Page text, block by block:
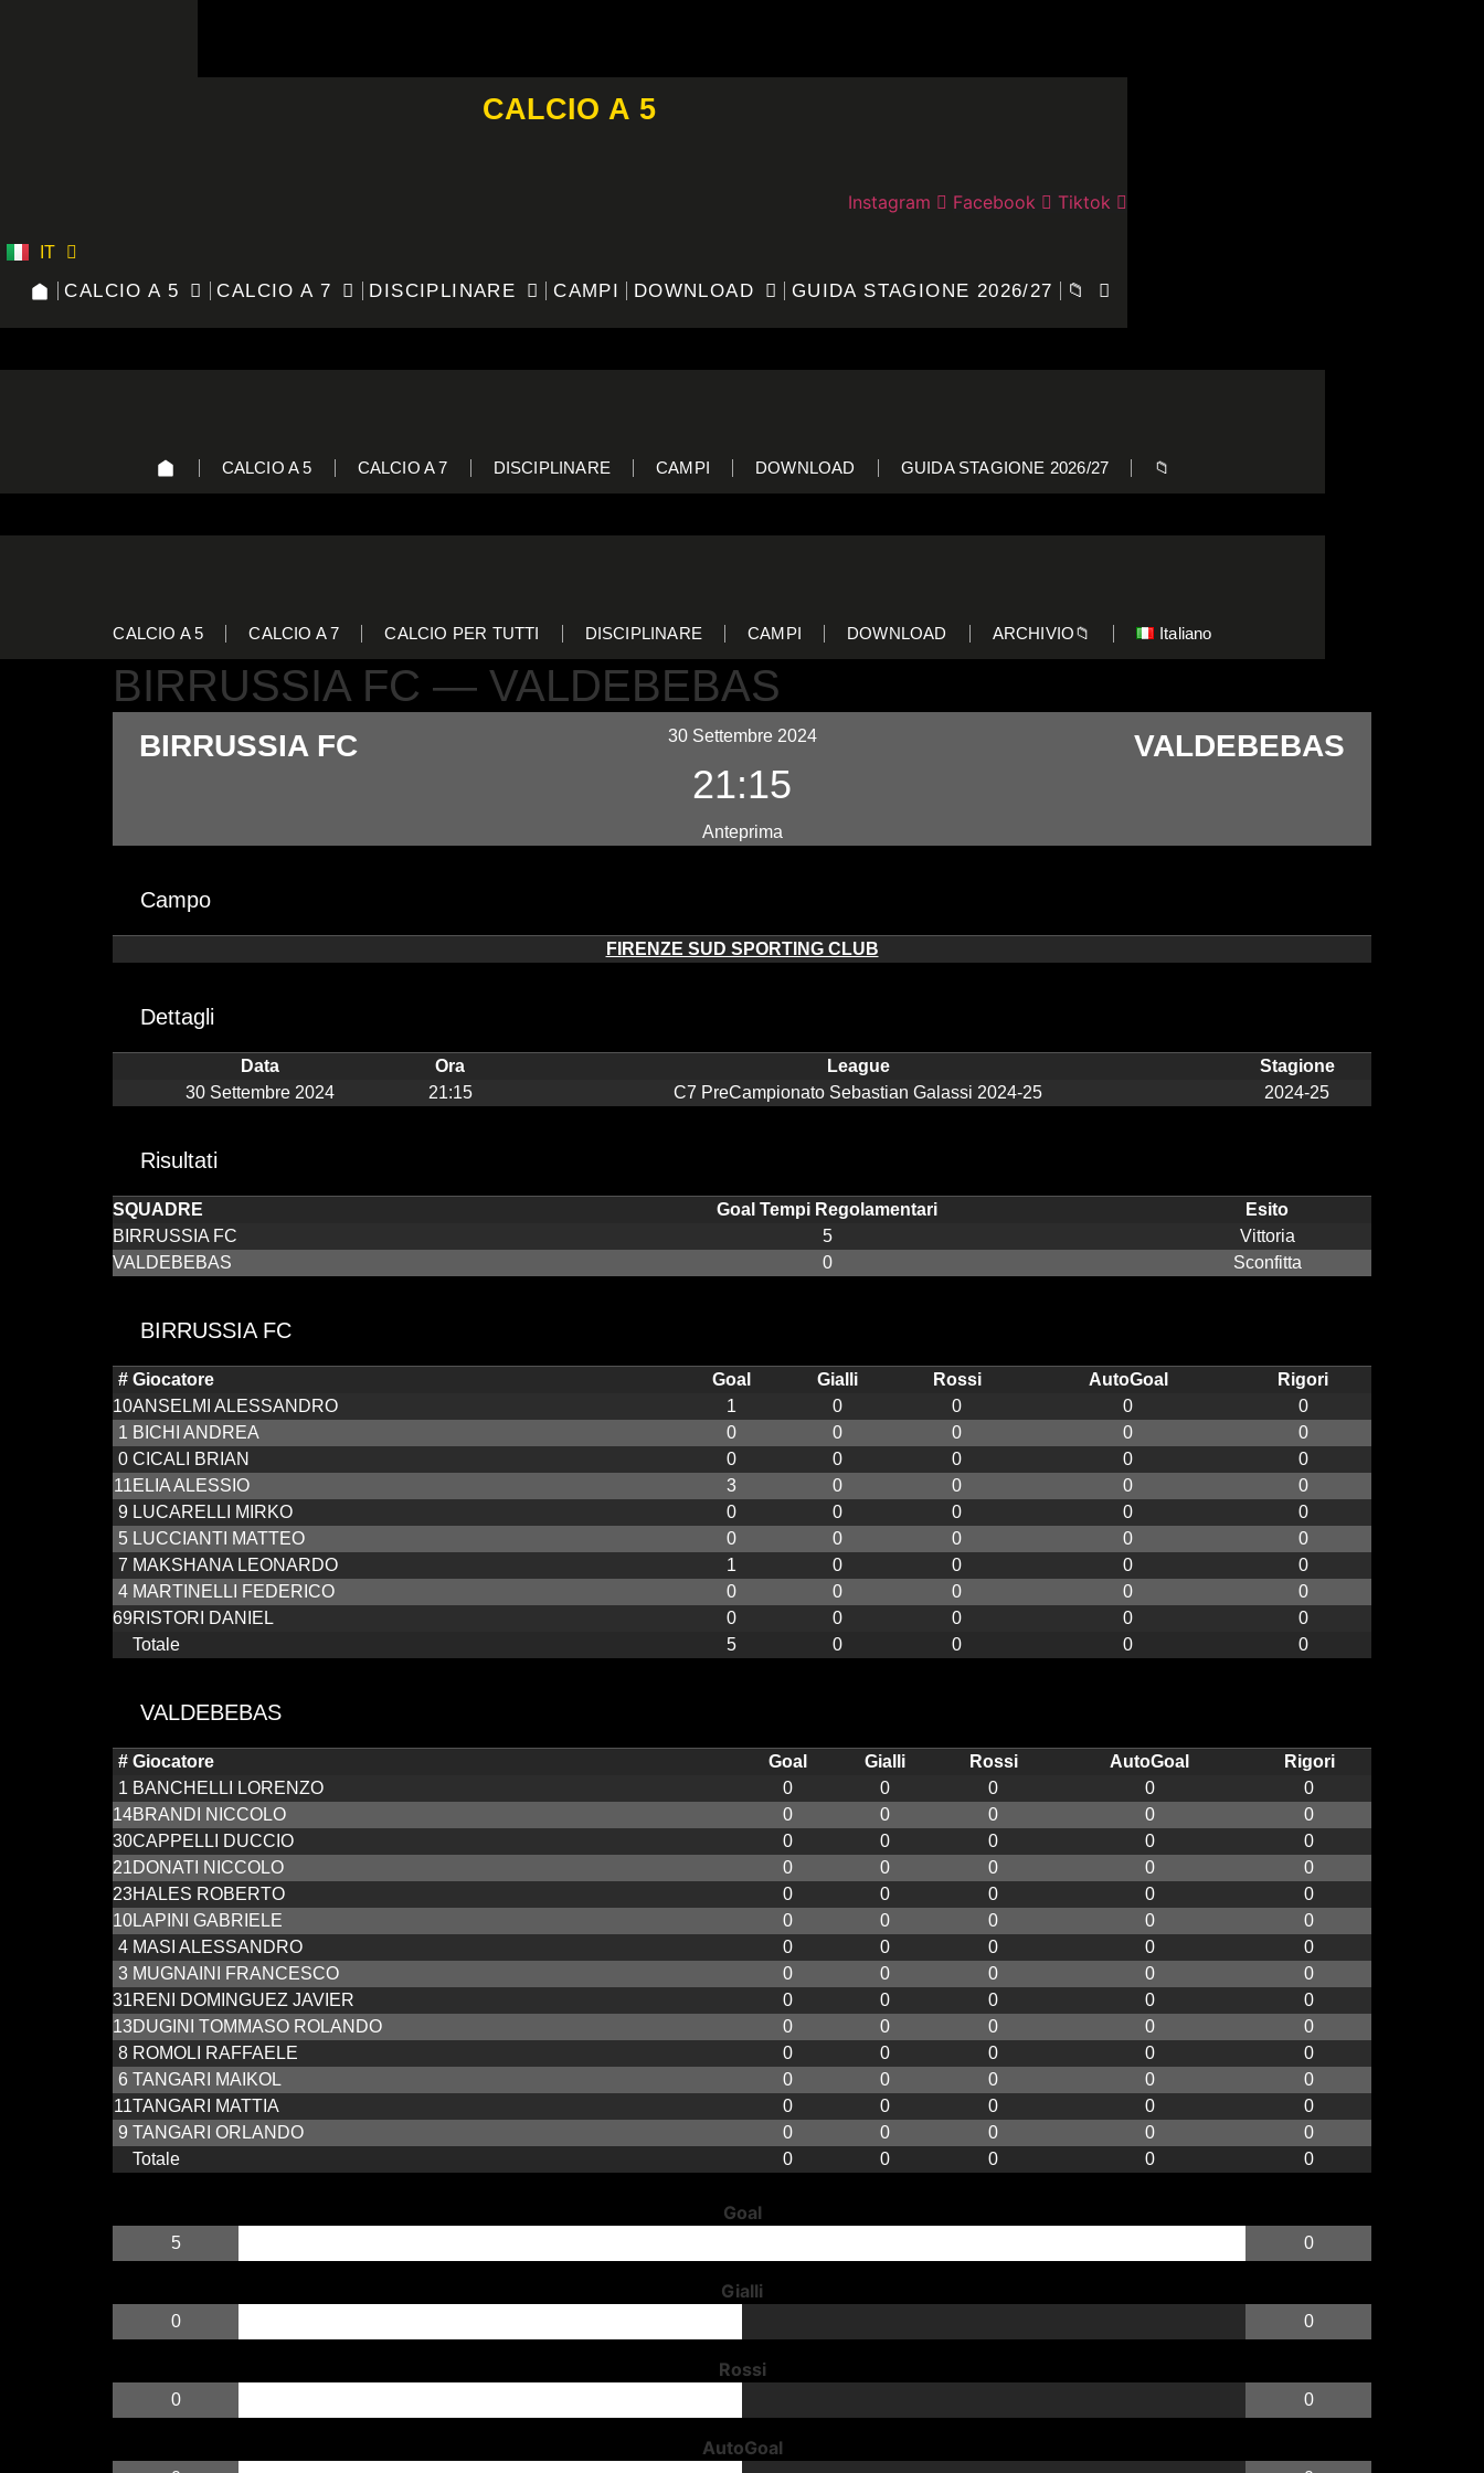
CALCIO A 5
Instagram Facebook Tiktok
IT
ES
CALCIO A 5 CALCIO A 7 DISCIPLINARE CAMPI DOWNLOAD GUIDA STAGIONE 2026/27 📁
CALCIO A 5 CALCIO A 7 DISCIPLINARE CAMPI DOWNLOAD GUIDA STAGIONE 2026/27 📁
CALCIO A 5 CALCIO A 7 CALCIO PER TUTTI DISCIPLINARE CAMPI DOWNLOAD ARCHIVIO📁 Italiano
BIRRUSSIA FC — VALDEBEBAS
BIRRUSSIA FC VALDEBEBAS
30 Settembre 2024
21:15
Anteprima
Campo
FIRENZE SUD SPORTING CLUB
Dettagli
Data Ora League
Stagione
30 Settembre 2024
21:15 C7 PreCampionato Sebastian Galassi 2024-25 2024-25
Risultati
SQUADRE Goal Tempi Regolamentari
Esito
BIRRUSSIA FC
5
Vittoria
VALDEBEBAS
0 Sconfitta
BIRRUSSIA FC
# Giocatore Goal Gialli Rossi AutoGoal
Rigori
10ANSELMI ALESSANDRO 1 0 0 0
0
1 BICHI ANDREA 0 0 0 0
0
0 CICALI BRIAN 0 0 0 0
0
11ELIA ALESSIO 3 0 0 0
0
9 LUCARELLI MIRKO 0 0 0 0
0
5 LUCCIANTI MATTEO 0 0 0 0
0
7 MAKSHANA LEONARDO 1 0 0 0
0
4 MARTINELLI FEDERICO 0 0 0 0
0
69RISTORI DANIEL 0 0 0 0
0
Totale
5 0 0 0 0
VALDEBEBAS
# Giocatore Goal Gialli Rossi AutoGoal
Rigori
1 BANCHELLI LORENZO 0 0 0 0
0
14BRANDI NICCOLO 0 0 0 0
0
30CAPPELLI DUCCIO 0 0 0 0
0
21DONATI NICCOLO 0 0 0 0
0
23HALES ROBERTO 0 0 0 0
0
10LAPINI GABRIELE 0 0 0 0
0
4 MASI ALESSANDRO 0 0 0 0
0
3 MUGNAINI FRANCESCO 0 0 0 0
0
31RENI DOMINGUEZ JAVIER 0 0 0 0
0
13DUGINI TOMMASO ROLANDO 0 0 0 0
0
8 ROMOLI RAFFAELE 0 0 0 0
0
6 TANGARI MAIKOL 0 0 0 0
0
11TANGARI MATTIA 0 0 0 0
0
9 TANGARI ORLANDO 0 0 0 0
0
Totale
0 0 0 0 0
Goal
5 0
Gialli
0 0
Rossi
0 0
AutoGoal